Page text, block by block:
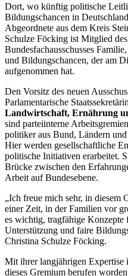
Dort, wo künftig politische
Bildungschancen in
Abgeordnete aus dem Kreis
Schulze Föcking ist Mitglied
Bundesfachausschusses
und Bildungschancen, der am
aufgenommen hat.
Den Vorsitz des neuen
Parlamentarische
Landwirtschaft, Ernährung
sind parteiinterne
politiker aus Bund, Ländern
Hier werden gesellschaftliche
politische Initiativen erarbeitet.
Brücke zwischen den
Arbeit auf Bundesebene.
„Ich freue mich sehr, in diesem
einer Zeit, in der Familien vor
es wichtig, tragfähige Konzepte
Unterstützung und faire
Christina Schulze Föcking.
Mit ihrer langjährigen Expertise
dieses Gremium berufen